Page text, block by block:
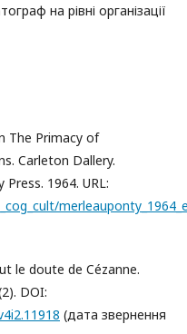
на рівні організації
The Primacy of
Carleton Dallery.
1964. URL:
le doute de Cézanne.
DOI:
(дата звернення